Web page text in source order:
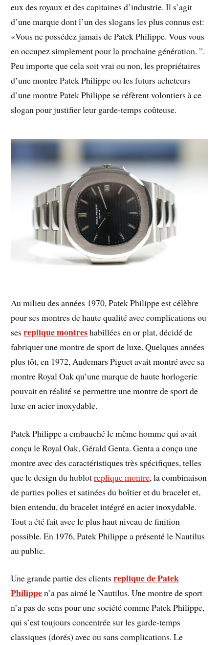
eux des royaux et des capitaines d’industrie. Il s’agit
d’une marque dont l’un des slogans les plus connus est:
«Vous ne possédez jamais de Patek Philippe. Vous vous
en occupez simplement pour la prochaine génération. ”.
Peu importe que cela soit vrai ou non, les propriétaires
d’une montre Patek Philippe ou les futurs acheteurs
d’une montre Patek Philippe se réfèrent volontiers à ce
slogan pour justifier leur garde-temps coûteuse.
Au milieu des années 1970, Patek Philippe est célèbre
pour ses montres de haute qualité avec complications ou
sesreplique montreshabillées en or plat, décidé de
fabriquer une montre de sport de luxe. Quelques années
plus tôt, en 1972, Audemars Piguet avait montré avec sa
montre Royal Oak qu’une marque de haute horlogerie
pouvait en réalité se permettre une montre de sport de
luxe en acier inoxydable.
Patek Philippe a embauché le même homme qui avait
conçu le Royal Oak, Gérald Genta. Genta a conçu une
montre avec des caractéristiques très spécifiques, telles
que le design du hublotreplique montre, la combinaison
de parties polies et satinées du boîtier et du bracelet et,
bien entendu, du bracelet intégré en acier inoxydable.
Tout a été fait avec le plus haut niveau de finition
possible. En 1976, Patek Philippe a présenté le Nautilus
au public.
Une grande partie des clientsreplique de Patek
Philippen’a pas aimé le Nautilus. Une montre de sport
n’a pas de sens pour une société comme Patek Philippe,
qui s’est toujours concentrée sur les garde-temps
classiques (dorés) avec ou sans complications. Le